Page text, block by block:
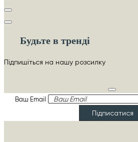
Будьте в тренді
Підпишіться на нашу розсилку
Ваш Email
Підписатися